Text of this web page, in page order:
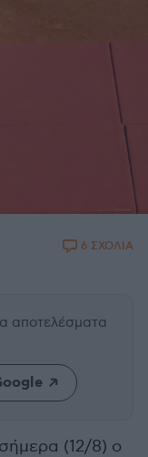
6 ΣΧΟΛΙΑ
αποτελέσματα
σήμερα (12/8) ο